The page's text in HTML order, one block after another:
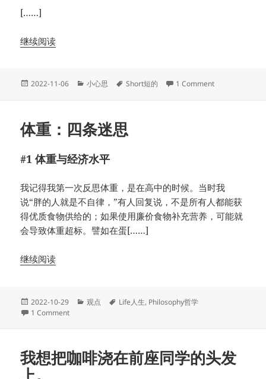
[……]
继续阅读
Posted
2022-11-06 Categories
小心思 Tags
Short短的 1 Commenton Selection
体重：四条迷思
#1 体重与经济水平
我记得我第一次反思体重，是在高中的时候。当时我
说“胖的人就是不自律，”有人回复说，不是所有人都能获
得优质食物供给的；如果使用廉价食物补充营养，可能就
会导致体重超标。譬如在蛋[……]
继续阅读
Posted
on
2022-10-29 Categories
观点 Tags
Life人生, Philosophy哲学
1 Commenton 体重：四条迷思
我想把咖啡浇在前座同学的头发